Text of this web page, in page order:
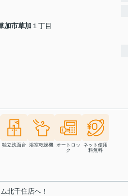
加市草加 １丁目
独立洗面台 浴室乾燥機
オートロッ
ク
ネット使用
料無料
北千住店へ！